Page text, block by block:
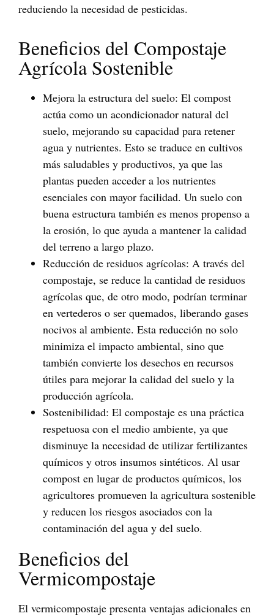
reduciendo la necesidad de pesticidas.
Beneficios del Compostaje
Agrícola Sostenible
Mejora la estructura del suelo: El compost
actúa como un acondicionador natural del
suelo, mejorando su capacidad para retener
agua y nutrientes. Esto se traduce en cultivos
más saludables y productivos, ya que las
plantas pueden acceder a los nutrientes
esenciales con mayor facilidad. Un suelo con
buena estructura también es menos propenso a
la erosión, lo que ayuda a mantener la calidad
del terreno a largo plazo.
Reducción de residuos agrícolas: A través del
compostaje, se reduce la cantidad de residuos
agrícolas que, de otro modo, podrían terminar
en vertederos o ser quemados, liberando gases
nocivos al ambiente. Esta reducción no solo
minimiza el impacto ambiental, sino que
también convierte los desechos en recursos
útiles para mejorar la calidad del suelo y la
producción agrícola.
Sostenibilidad: El compostaje es una práctica
respetuosa con el medio ambiente, ya que
disminuye la necesidad de utilizar fertilizantes
químicos y otros insumos sintéticos. Al usar
compost en lugar de productos químicos, los
agricultores promueven la agricultura sostenible
y reducen los riesgos asociados con la
contaminación del agua y del suelo.
Beneficios del
Vermicompostaje
El vermicompostaje presenta ventajas adicionales en